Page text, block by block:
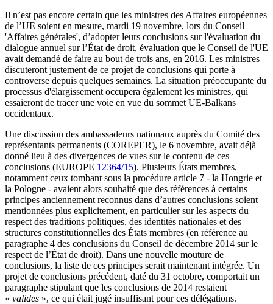
Il n’est pas encore certain que les ministres des Affaires européennes
de l’UE soient en mesure, mardi 19 novembre, lors du Conseil
'Affaires générales', d’adopter leurs conclusions sur l'évaluation du
dialogue annuel sur l’État de droit, évaluation que le Conseil de l'UE
avait demandé de faire au bout de trois ans, en 2016. Les ministres
discuteront justement de ce projet de conclusions qui porte à
controverse depuis quelques semaines. La situation préoccupante du
processus d'élargissement occupera également les ministres, qui
essaieront de tracer une voie en vue du sommet UE-Balkans
occidentaux.
Une discussion des ambassadeurs nationaux auprès du Comité des
représentants permanents (COREPER), le 6 novembre, avait déjà
donné lieu à des divergences de vues sur le contenu de ces
conclusions (EUROPE 12364/15). Plusieurs États membres,
notamment ceux tombant sous la procédure article 7 - la Hongrie et
la Pologne - avaient alors souhaité que des références à certains
principes anciennement reconnus dans d’autres conclusions soient
mentionnées plus explicitement, en particulier sur les aspects du
respect des traditions politiques, des identités nationales et des
structures constitutionnelles des États membres (en référence au
paragraphe 4 des conclusions du Conseil de décembre 2014 sur le
respect de l’État de droit). Dans une nouvelle mouture de
conclusions, la liste de ces principes serait maintenant intégrée. Un
projet de conclusions précédent, daté du 31 octobre, comportait un
paragraphe stipulant que les conclusions de 2014 restaient
« valides », ce qui était jugé insuffisant pour ces délégations.